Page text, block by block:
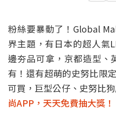
粉絲要暴動了！Global
界主題，有日本的超人氣
邊夯品可拿，京都造型、
有！還有超萌的史努比限
可買，巨型公仔、史努比
尚APP，天天免費抽大獎！